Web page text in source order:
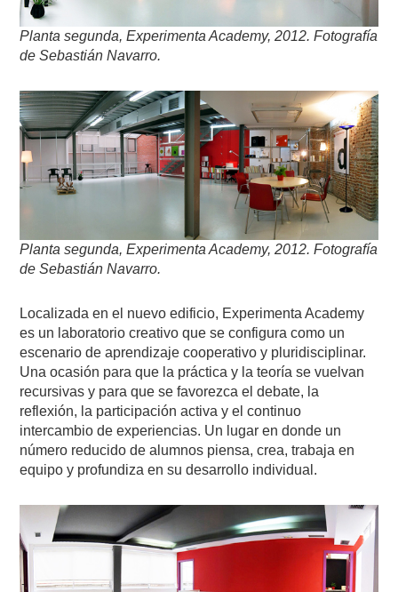
Planta segunda, Experimenta Academy, 2012. Fotografía
de Sebastián Navarro.
Planta segunda, Experimenta Academy, 2012. Fotografía
de Sebastián Navarro.
Localizada en el nuevo edificio, Experimenta Academy
es un laboratorio creativo que se configura como un
escenario de aprendizaje cooperativo y pluridisciplinar.
Una ocasión para que la práctica y la teoría se vuelvan
recursivas y para que se favorezca el debate, la
reflexión, la participación activa y el continuo
intercambio de experiencias. Un lugar en donde un
número reducido de alumnos piensa, crea, trabaja en
equipo y profundiza en su desarrollo individual.